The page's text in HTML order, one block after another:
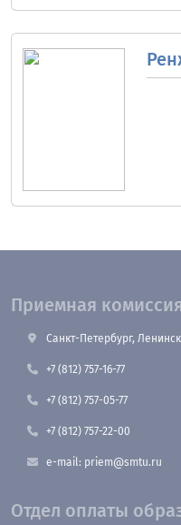
Приемная
Санкт-Петербург,
+7 (812) 757-16-77
+7 (812) 757-05-77
+7 (812) 757-22-00
e-mail: priem@smtu.ru
Отдел оплаты